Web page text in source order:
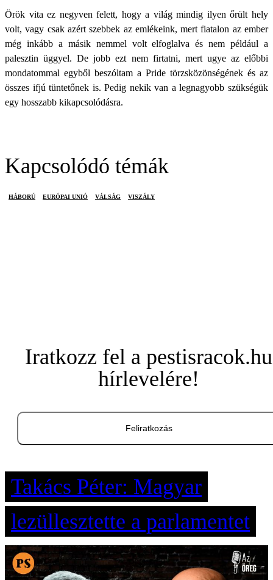
Örök vita ez negyven felett, hogy a világ mindig ilyen őrült hely
volt, vagy csak azért szebbek az emlékeink, mert fiatalon az ember
még inkább a másik nemmel volt elfoglalva és nem például a
palesztin üggyel. De jobb ezt nem firtatni, mert ugye az előbbi
mondatommal egyből beszóltam a Pride törzsközönségének és az
összes ifjú tüntetőnek is. Pedig nekik van a legnagyobb szükségük
egy hosszabb kikapcsolódásra.
Kapcsolódó témák
HÁBORÚ EURÓPAI UNIÓ VÁLSÁG VISZÁLY
Iratkozz fel a pestisracok.hu
hírlevelére!
Feliratkozás
Takács Péter: Magyar
lezüllesztette a parlamentet